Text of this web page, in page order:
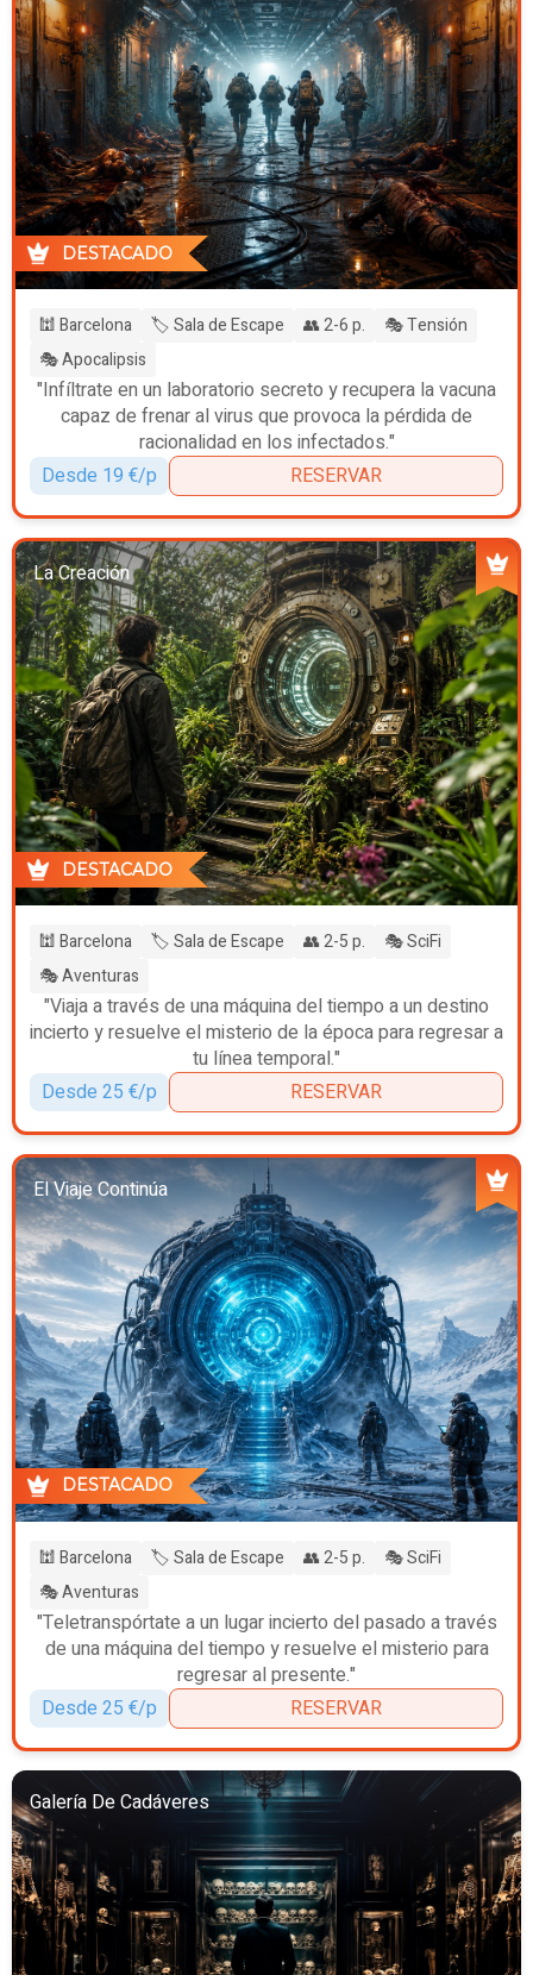
DESTACADO
🕍 Barcelona 🏷️ Sala de Escape 👥 2-6 p.
🎭 Tensión
🎭 Apocalipsis
"Infíltrate en un laboratorio secreto y recupera la vacuna
capaz de frenar al virus que provoca la pérdida de
racionalidad en los infectados."
Desde 19 €/p
RESERVAR
La Creación
DESTACADO
🕍 Barcelona 🏷️ Sala de Escape 👥 2-5 p.
🎭 SciFi
🎭 Aventuras
"Viaja a través de una máquina del tiempo a un destino
incierto y resuelve el misterio de la época para regresar a
tu línea temporal."
Desde 25 €/p
RESERVAR
El Viaje Continúa
DESTACADO
🕍 Barcelona 🏷️ Sala de Escape 👥 2-5 p.
🎭 SciFi
🎭 Aventuras
"Teletranspórtate a un lugar incierto del pasado a través
de una máquina del tiempo y resuelve el misterio para
regresar al presente."
Desde 25 €/p
RESERVAR
Galería De Cadáveres